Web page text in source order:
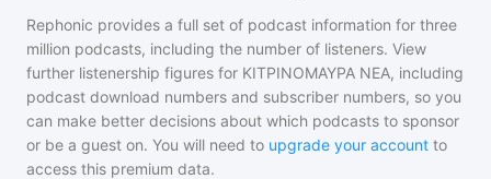
Rephonic provides a full set of podcast information for three
million podcasts, including the number of listeners. View
further listenership figures for ΚΙΤΡΙΝΟΜΑΥΡΑ ΝΕΑ, including
podcast download numbers and subscriber numbers, so you
can make better decisions about which podcasts to sponsor
or be a guest on. You will need to upgrade your account to
access this premium data.